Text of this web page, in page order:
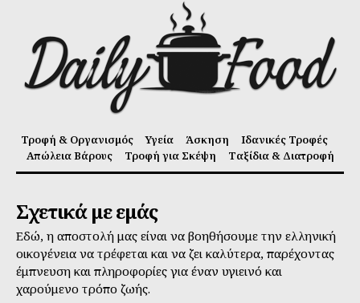
Τροφή & Οργανισμός Υγεία Άσκηση
Ιδανικές Τροφές
Απώλεια Βάρους
Τροφή για Σκέψη Ταξίδια & Διατροφή
Σχετικά με εμάς
Εδώ, η αποστολή μας είναι να βοηθήσουμε την ελληνική
οικογένεια να τρέφεται και να ζει καλύτερα, παρέχοντας
έμπνευση και πληροφορίες για έναν υγιεινό και
χαρούμενο τρόπο ζωής.